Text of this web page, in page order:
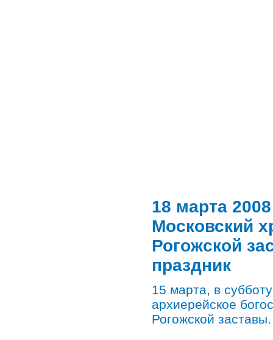
18 марта 2008
Московский
Рогожской
праздник
15 марта, в
архиерейское
Рогожской заставы.